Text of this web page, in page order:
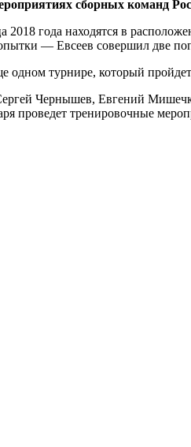
сборных команд
года находятся в
— Евсеев совершил две
одном турнире, который
Чернышев, Евгений
проведет тренировочные